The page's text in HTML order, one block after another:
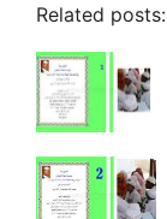
Related posts: